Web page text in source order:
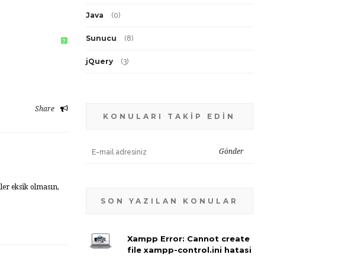
?
Share
eksik olmasın,
Java (0)
Sunucu (8)
jQuery (3)
KONULARI TAKİP EDİN
SON YAZILAN KONULAR
Xampp Error: Cannot create
file xampp-control.ini hatasi